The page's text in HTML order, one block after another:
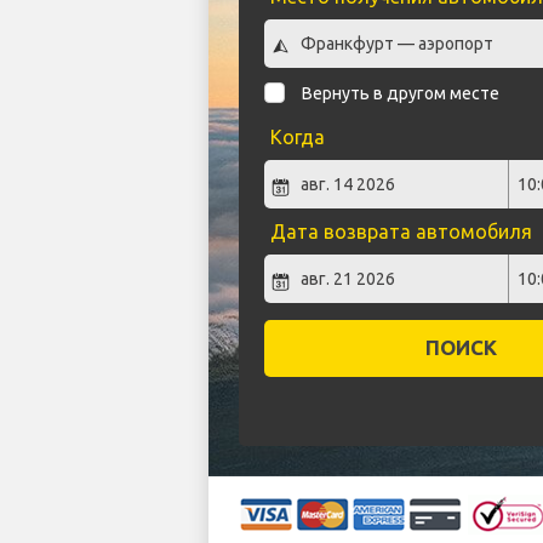
Вернуть в другом месте
Когда
Дата возврата автомобиля
ПОИСК